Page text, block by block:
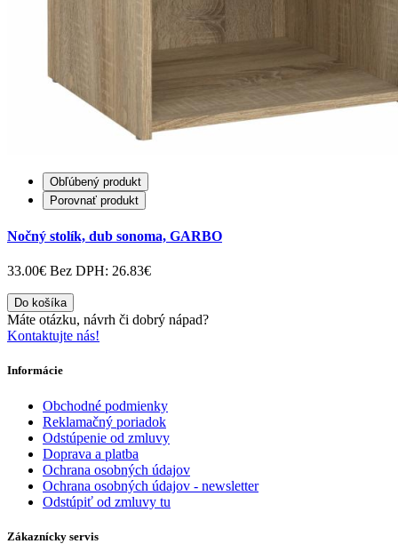
Obľúbený produkt
Porovnať produkt
Nočný stolík, dub sonoma, GARBO
33.00€ Bez DPH: 26.83€
Do košíka
Máte otázku, návrh či dobrý nápad?
Kontaktujte nás!
Informácie
Obchodné podmienky
Reklamačný poriadok
Odstúpenie od zmluvy
Doprava a platba
Ochrana osobných údajov
Ochrana osobných údajov - newsletter
Odstúpiť od zmluvy tu
Zákaznícky servis